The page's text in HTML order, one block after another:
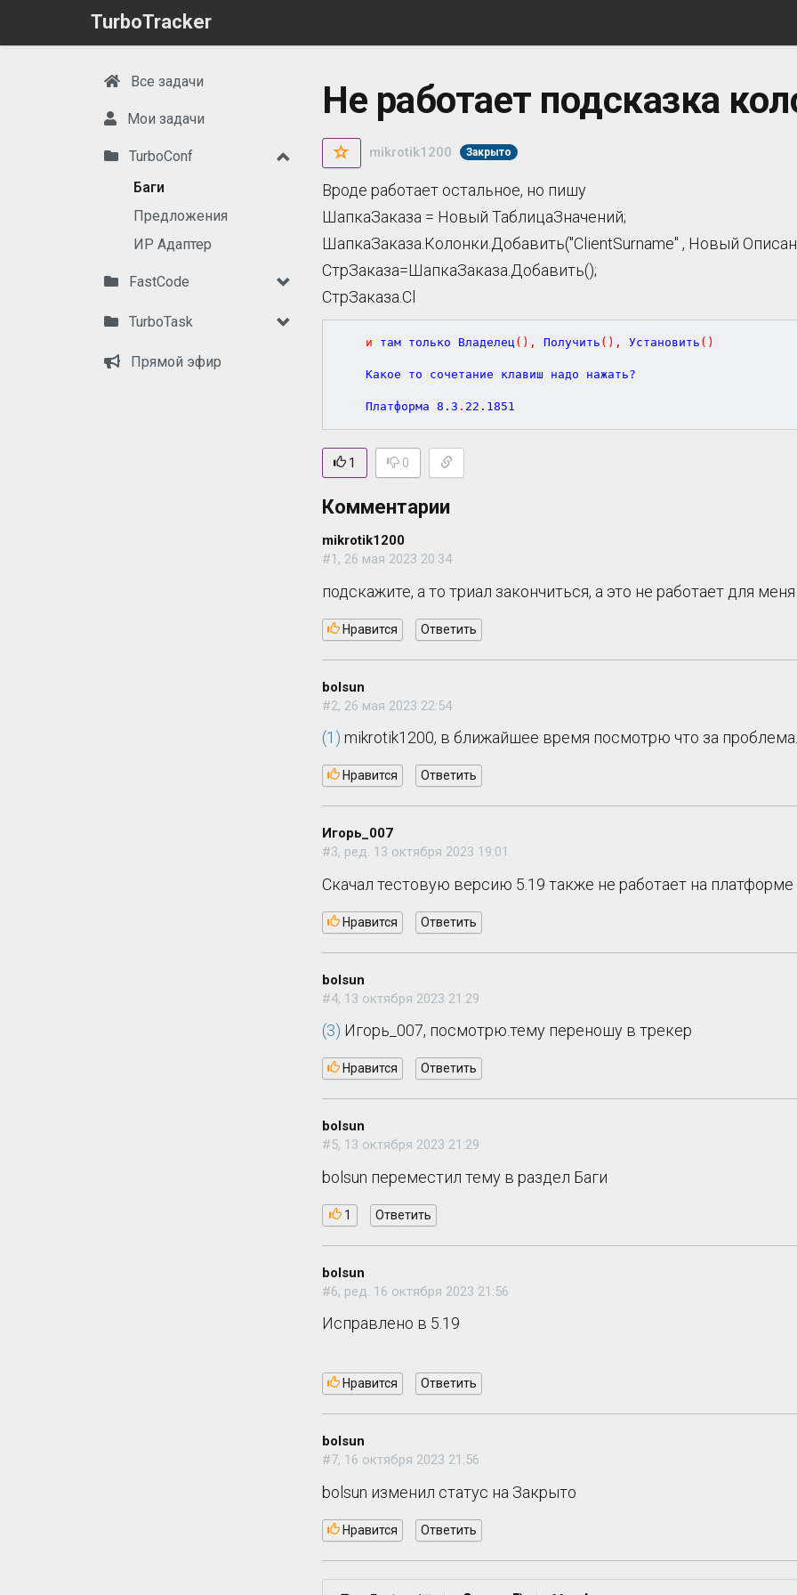
TurboTracker
Все задачи
Мои задачи
TurboConf
Баги
Предложения
ИР Адаптер
FastCode
TurboTask
Прямой эфир
Не работает подсказка
mikrotik1200 Закрыто
Вроде работает остальное, но пишу
ШапкаЗаказа = Новый ТаблицаЗначений;
ШапкаЗаказа.Колонки.Добавить("ClientSurname" , Новый
СтрЗаказа=ШапкаЗаказа.Добавить();
СтрЗаказа.Cl
и там только Владелец ( ) , Получить ( ) , Установить ( )
	Платформа
8.3 . 22.1851
1 0
Комментарии
mikrotik1200
#1, 26 мая 2023 20:34
подскажите, а то триал закончиться, а это не работает для меня
Нравится Ответить
bolsun
#2, 26 мая 2023 22:54
(1) mikrotik1200, в ближайшее время посмотрю что за
Нравится Ответить
Игорь_007
#3, ред. 13 октября 2023 19:01
Скачал тестовую версию 5.19 также не работает на платформе
Нравится Ответить
bolsun
#4, 13 октября 2023 21:29
(3) Игорь_007, посмотрю.тему переношу в трекер
Нравится Ответить
bolsun
#5, 13 октября 2023 21:29
bolsun переместил тему в раздел Баги
1 Ответить
bolsun
#6, ред. 16 октября 2023 21:56
Исправлено в 5.19
Нравится Ответить
bolsun
#7, 16 октября 2023 21:56
bolsun изменил статус на Закрыто
Нравится Ответить